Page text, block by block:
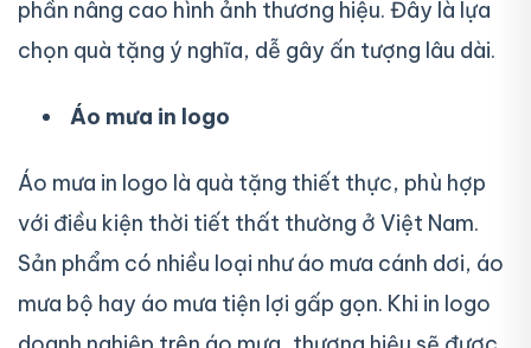
phần nâng cao hình ảnh thương hiệu. Đây là lựa
chọn quà tặng ý nghĩa, dễ gây ấn tượng lâu dài.
Áo mưa in logo
Áo mưa in logo là quà tặng thiết thực, phù hợp
với điều kiện thời tiết thất thường ở Việt Nam.
Sản phẩm có nhiều loại như áo mưa cánh dơi, áo
mưa bộ hay áo mưa tiện lợi gấp gọn. Khi in logo